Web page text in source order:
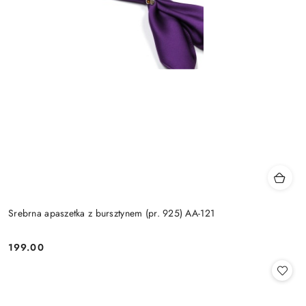
Srebrna apaszetka z bursztynem (pr. 925) AA-121
Cena:
199.00